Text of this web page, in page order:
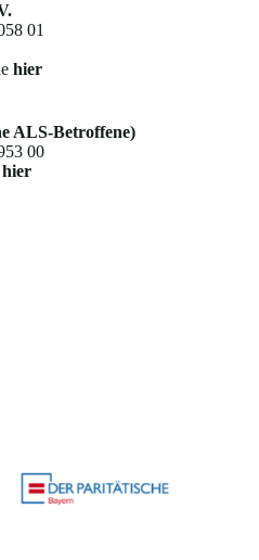
01
hier
ALS-Betroffene)
00
hier